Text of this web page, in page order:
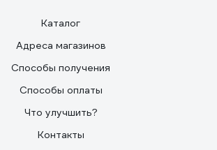
Каталог
Адреса магазинов
Способы получения
Способы оплаты
Что улучшить?
Контакты